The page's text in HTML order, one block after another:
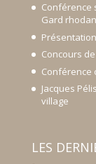
Conférence
Gard
Concours
Conférence
Jacques
village
LES